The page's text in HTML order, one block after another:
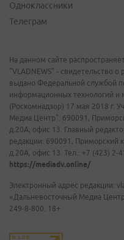
Одноклассники
Телеграм
На данном сайте
"VLADNEWS" - свидетельство
выдано Федеральной службой
информационных технологий и
(Роскомнадзор) 17 мая 2018 г.
Медиа Центр". 690091,
д.20А, офис 13. Главный
редакции: 690091, Приморский
д.20А, офис 13. Тел.: +7 (423) 2-
https://mediadv.online/
Электронный адрес редакции:
«Дальневосточный Медиа
249-8-800. 18+